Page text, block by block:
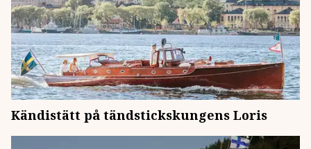
Kändistätt på tändstickskungens Loris